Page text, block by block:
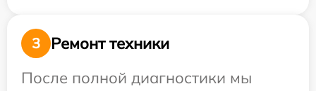
3
Ремонт техники
После полной диагностики мы